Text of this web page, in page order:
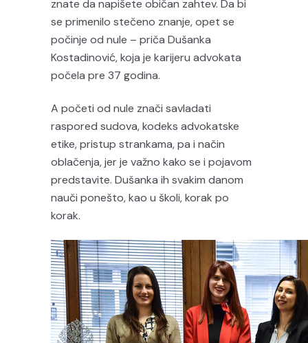
znate da napišete običan zahtev. Da bi
se primenilo stečeno znanje, opet se
počinje od nule – priča Dušanka
Kostadinović, koja je karijeru advokata
počela pre 37 godina.
A početi od nule znači savladati
raspored sudova, kodeks advokatske
etike, pristup strankama, pa i način
oblačenja, jer je važno kako se i pojavom
predstavite. Dušanka ih svakim danom
nauči ponešto, kao u školi, korak po
korak.